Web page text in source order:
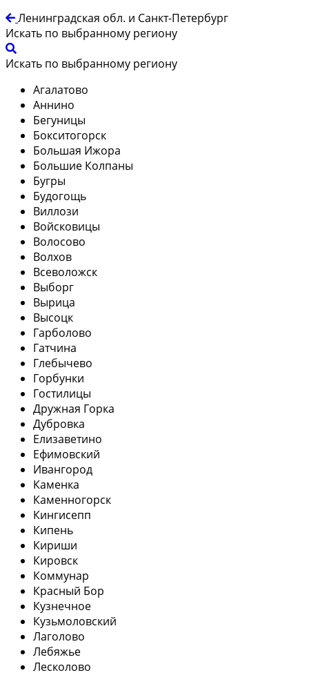
Ленинградская обл. и Санкт-Петербург
Искать по выбранному региону
Искать по выбранному региону
Агалатово
Аннино
Бегуницы
Бокситогорск
Большая Ижора
Большие Колпаны
Бугры
Будогощь
Виллози
Войсковицы
Волосово
Волхов
Всеволожск
Выборг
Вырица
Высоцк
Гарболово
Гатчина
Глебычево
Горбунки
Гостилицы
Дружная Горка
Дубровка
Елизаветино
Ефимовский
Ивангород
Каменка
Каменногорск
Кингисепп
Кипень
Кириши
Кировск
Коммунар
Красный Бор
Кузнечное
Кузьмоловский
Лаголово
Лебяжье
Лесколово